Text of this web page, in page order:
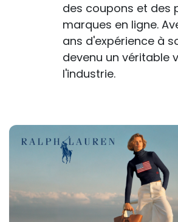
des coupons et des
marques en ligne.
ans d'expérience à
devenu un véritable
l'industrie.